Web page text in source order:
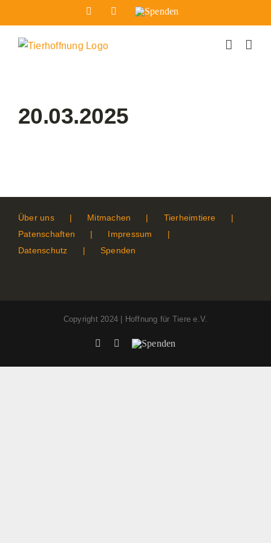
Inhalt
springen
FacebookInstagram
Spenden
20.03.2025
Über uns Mitmachen
Tierheimtiere
Patenschaften
Impressum
Datenschutz
Spenden
Copyright 2024 | Hoffnung für Tiere e.V.
FacebookInstagram
Spenden